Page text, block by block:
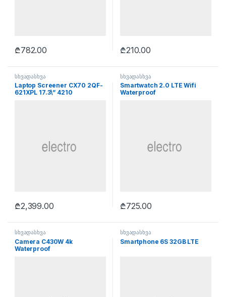
₾782.00 ₾210.00
სხვადასხვა
Laptop Screener CX70 2QF-
621XPL 17.3\” 4210
₾2,399.00
სხვადასხვა
Smartwatch 2.0 LTE Wifi
Waterproof
₾725.00
სხვადასხვა
Camera C430W 4k
Waterproof
სხვადასხვა
Smartphone 6S 32GB LTE